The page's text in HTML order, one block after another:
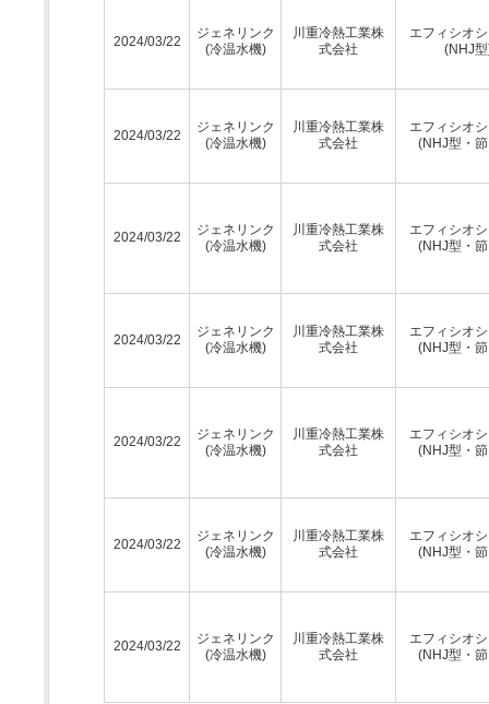
2024/03/22
ジェネリンク
(冷温水機)
川重冷熱工業株
式会社
エフィシオ
(NHJ
2024/03/22
ジェネリンク
(冷温水機)
川重冷熱工業株
式会社
エフィシオ
(NHJ型・
2024/03/22
ジェネリンク
(冷温水機)
川重冷熱工業株
式会社
エフィシオ
(NHJ型・
2024/03/22
ジェネリンク
(冷温水機)
川重冷熱工業株
式会社
エフィシオ
(NHJ型・
2024/03/22
ジェネリンク
(冷温水機)
川重冷熱工業株
式会社
エフィシオ
(NHJ型・
2024/03/22
ジェネリンク
(冷温水機)
川重冷熱工業株
式会社
エフィシオ
(NHJ型・
2024/03/22
ジェネリンク
(冷温水機)
川重冷熱工業株
式会社
エフィシオ
(NHJ型・